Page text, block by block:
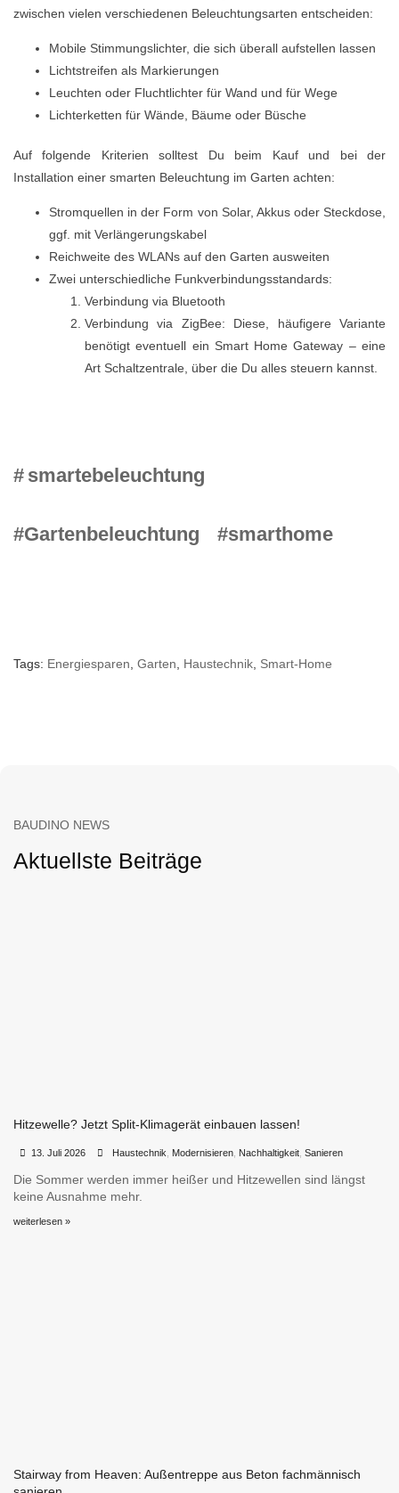
zwischen vielen verschiedenen Beleuchtungsarten entscheiden:
Mobile Stimmungslichter, die sich überall aufstellen lassen
Lichtstreifen als Markierungen
Leuchten oder Fluchtlichter für Wand und für Wege
Lichterketten für Wände, Bäume oder Büsche
Auf folgende Kriterien solltest Du beim Kauf und bei der
Installation einer smarten Beleuchtung im Garten achten:
Stromquellen in der Form von Solar, Akkus oder Steckdose,
ggf. mit Verlängerungskabel
Reichweite des WLANs auf den Garten ausweiten
Zwei unterschiedliche Funkverbindungsstandards:
Verbindung via Bluetooth
Verbindung via ZigBee: Diese, häufigere Variante
benötigt eventuell ein Smart Home Gateway – eine
Art Schaltzentrale, über die Du alles steuern kannst.
# smartebeleuchtung
#Gartenbeleuchtung #smarthome
Tags: Energiesparen, Garten, Haustechnik, Smart-Home
BAUDINO NEWS
Aktuellste Beiträge
Hitzewelle? Jetzt Split-Klimagerät einbauen lassen!
13. Juli 2026 Haustechnik Modernisieren, Nachhaltigkeit, Sanieren
Die Sommer werden immer heißer und Hitzewellen sind längst
keine Ausnahme mehr.
weiterlesen »
Stairway from Heaven: Außentreppe aus Beton fachmännisch